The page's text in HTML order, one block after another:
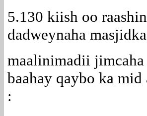
5.130 kiish oo
dadweynaha
maalinimadii
baahay qaybo ka mid
: